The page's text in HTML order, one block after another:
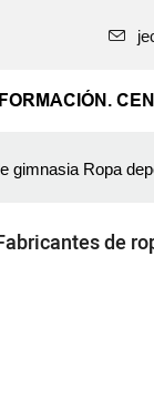
gimnasia Ropa
de